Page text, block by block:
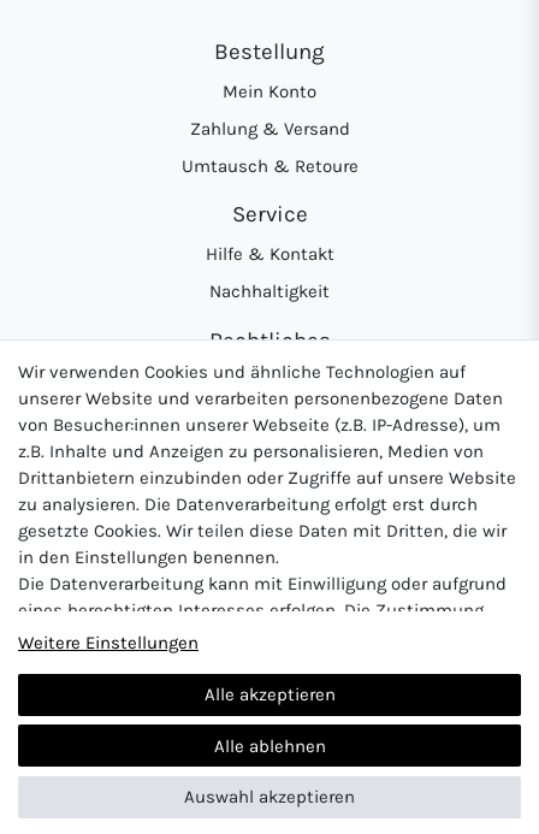
Bestellung
Mein Konto
Zahlung & Versand
Umtausch & Retoure
Service
Hilfe & Kontakt
Nachhaltigkeit
Rechtliches
AGB
Datenschutzerklärung
Widerrufsrecht
Impressum
Logo von DHL für Paketversand
Logo von Zahlung per
Vertrag widerrufen
© 2024 Abunt| Design by neoprisma
Alle Preise inkl. MwSt., zzgl. Versandkosten
Wir verwenden Cookies und ähnliche Technologien auf
unserer Website und verarbeiten personenbezogene Daten
von Besucher:innen unserer Webseite (z.B. IP-Adresse), um
z.B. Inhalte und Anzeigen zu personalisieren, Medien von
Drittanbietern einzubinden oder Zugriffe auf unsere Website
zu analysieren. Die Datenverarbeitung erfolgt erst durch
gesetzte Cookies. Wir teilen diese Daten mit Dritten, die wir
in den Einstellungen benennen.
Die Datenverarbeitung kann mit Einwilligung oder aufgrund
eines berechtigten Interesses erfolgen. Die Zustimmung
kann erteilt oder abgelehnt werden. Es besteht das Recht,
Zeitpunkt zu ändern oder zu widerrufen. Beachten Sie unser
Impressumund weitere Hinweise zur Verwendung
personenbezogener Daten in unserer
Weitere Einstellungen
Alle akzeptieren
Alle ablehnen
Auswahl akzeptieren